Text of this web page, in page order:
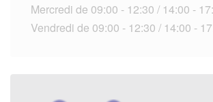
Mercredi de 09:00 - 12:30 / 14:00 -
Vendredi de 09:00 - 12:30 / 14:00 -